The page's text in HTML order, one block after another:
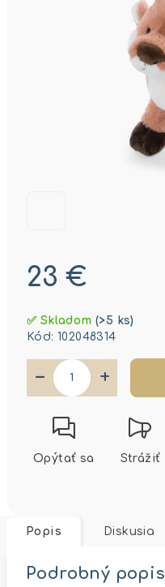
23 €
cena:
✅ Skladom(>5 ks)
Kód: 102048314
+
−
Opýtať sa Strážiť
Popis Diskusia
Podrobný popis